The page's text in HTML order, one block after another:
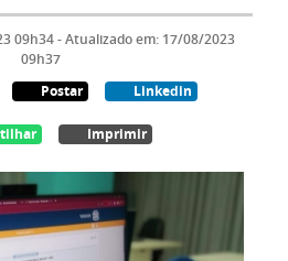
09h34 - Atualizado em: 17/08/2023
09h37
Postar Linkedin
Imprimir